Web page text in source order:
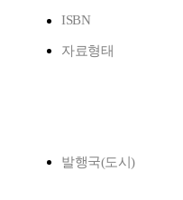
ISBN
자료형태
발행국(도시)